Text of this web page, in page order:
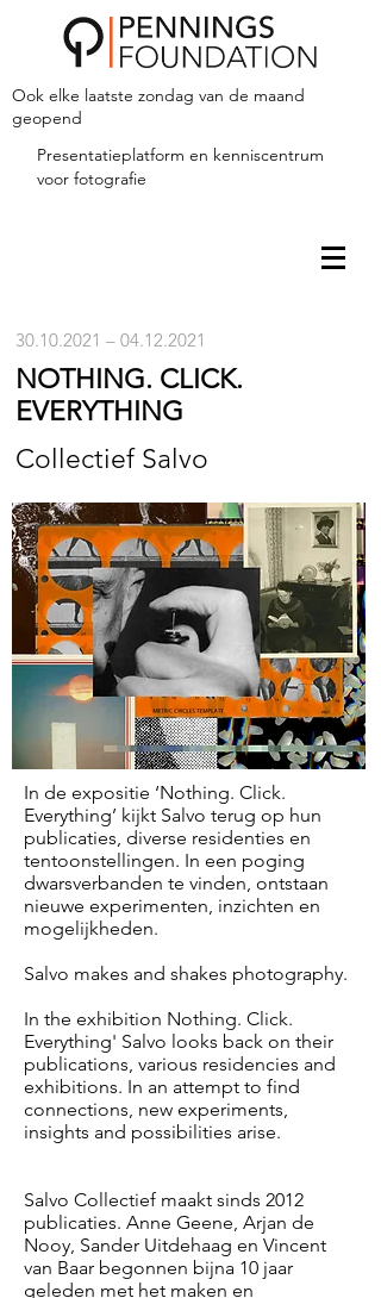
Ook elke laatste zondag van de maand
geopend
Presentatieplatform en kenniscentrum
voor fotografie
30.10.2021 – 04.12.2021
NOTHING. CLICK.
EVERYTHING
Collectief Salvo
In de expositie ‘Nothing. Click.
Everything’ kijkt Salvo terug op hun
publicaties, diverse residenties en
tentoonstellingen. In een poging
dwarsverbanden te vinden, ontstaan
nieuwe experimenten, inzichten en
mogelijkheden.
Salvo makes and shakes photography.
In the exhibition Nothing. Click.
Everything' Salvo looks back on their
publications, various residencies and
exhibitions. In an attempt to find
connections, new experiments,
insights and possibilities arise.
Salvo Collectief maakt sinds 2012
publicaties. Anne Geene, Arjan de
Nooy, Sander Uitdehaag en Vincent
van Baar begonnen bijna 10 jaar
geleden met het maken en